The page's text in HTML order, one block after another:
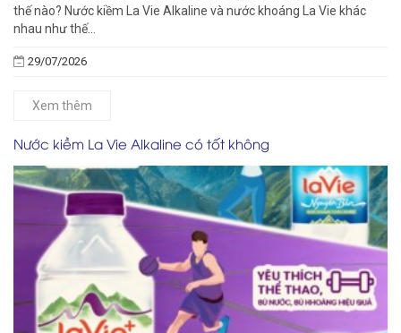
thế nào? Nước kiềm La Vie Alkaline và nước khoáng La Vie khác
nhau như thế...
29/07/2026
Xem thêm
Nước kiềm La Vie Alkaline có tốt không